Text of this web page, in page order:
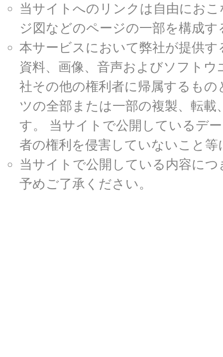
当サイトへのリンクは自由にお
ジ図などのページの一部を構成
本サービスにおいて弊社が提供
資料、画像、音声およびソフト
社その他の権利者に帰属するも
ツの全部または一部の複製、転
す。 当サイトで公開しているデ
者の権利を侵害していないこと
当サイトで公開している内容に
予めご了承ください。